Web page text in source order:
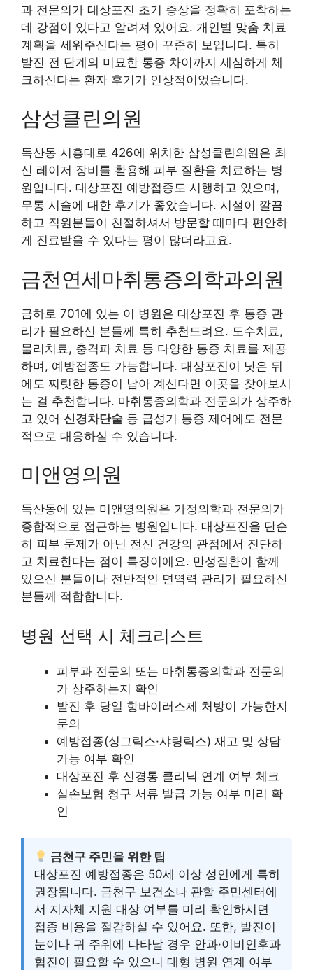
과 전문의가 대상포진 초기 증상을 정확히 포착하는
데 강점이 있다고 알려져 있어요. 개인별 맞춤 치료
계획을 세워주신다는 평이 꾸준히 보입니다. 특히
발진 전 단계의 미묘한 통증 차이까지 세심하게 체
크하신다는 환자 후기가 인상적이었습니다.
삼성클린의원
독산동 시흥대로 426에 위치한 삼성클린의원은 최
신 레이저 장비를 활용해 피부 질환을 치료하는 병
원입니다. 대상포진 예방접종도 시행하고 있으며,
무통 시술에 대한 후기가 좋았습니다. 시설이 깔끔
하고 직원분들이 친절하셔서 방문할 때마다 편안하
게 진료받을 수 있다는 평이 많더라고요.
금천연세마취통증의학과의원
금하로 701에 있는 이 병원은 대상포진 후 통증 관
리가 필요하신 분들께 특히 추천드려요. 도수치료,
물리치료, 충격파 치료 등 다양한 통증 치료를 제공
하며, 예방접종도 가능합니다. 대상포진이 낫은 뒤
에도 찌릿한 통증이 남아 계신다면 이곳을 찾아보시
는 걸 추천합니다. 마취통증의학과 전문의가 상주하
고 있어 신경차단술 등 급성기 통증 제어에도 전문
적으로 대응하실 수 있습니다.
미앤영의원
독산동에 있는 미앤영의원은 가정의학과 전문의가
종합적으로 접근하는 병원입니다. 대상포진을 단순
히 피부 문제가 아닌 전신 건강의 관점에서 진단하
고 치료한다는 점이 특징이에요. 만성질환이 함께
있으신 분들이나 전반적인 면역력 관리가 필요하신
분들께 적합합니다.
병원 선택 시 체크리스트
피부과 전문의 또는 마취통증의학과 전문의
가 상주하는지 확인
발진 후 당일 항바이러스제 처방이 가능한지
문의
예방접종(싱그릭스·샤링릭스) 재고 및 상담
가능 여부 확인
대상포진 후 신경통 클리닉 연계 여부 체크
실손보험 청구 서류 발급 가능 여부 미리 확
인
금천구 주민을 위한 팁
대상포진 예방접종은 50세 이상 성인에게 특히
권장됩니다. 금천구 보건소나 관할 주민센터에
서 지자체 지원 대상 여부를 미리 확인하시면
접종 비용을 절감하실 수 있어요. 또한, 발진이
눈이나 귀 주위에 나타날 경우 안과·이비인후과
협진이 필요할 수 있으니 대형 병원 연계 여부